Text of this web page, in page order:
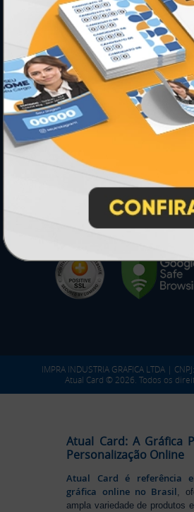
* Pagamento com cartão de crédito terá valor
** Pagamentos a prazo poderão ter acréscimo.
*** Nota fiscal sujeita a emissão de acordo com
serviço, conforme legislação pertinente.
PARTICIPE
SEGURANÇA
IMPRA INDUSTRIA GRAFICA LTDA |
Atual Card © 2026. Todos os
Atual Card: A Gráfica
Personalização Online
Atual Card é referência
gráfica online no Brasil ,
ampla variedade de produtos